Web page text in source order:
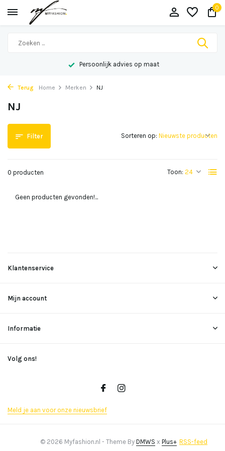
0
Persoonlijk advies op maat
Terug Home Merken NJ
NJ
Filter
0 producten Toon:
Sorteren op:
Geen producten gevonden!...
Klantenservice
Mijn account
Informatie
Volg ons!
Meld je aan voor onze nieuwsbrief
© 2026 Myfashion.nl - Theme By DMWS x Plus+ RSS-feed